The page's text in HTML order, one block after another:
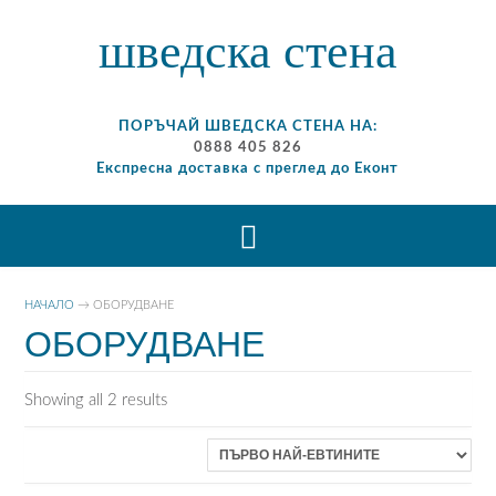
шведска стена
ПОРЪЧАЙ ШВЕДСКА СТЕНА НА:
0888 405 826
Експресна доставка с преглед до Еконт
НАЧАЛО → ОБОРУДВАНЕ
ОБОРУДВАНЕ
Showing all 2 resultsSorted